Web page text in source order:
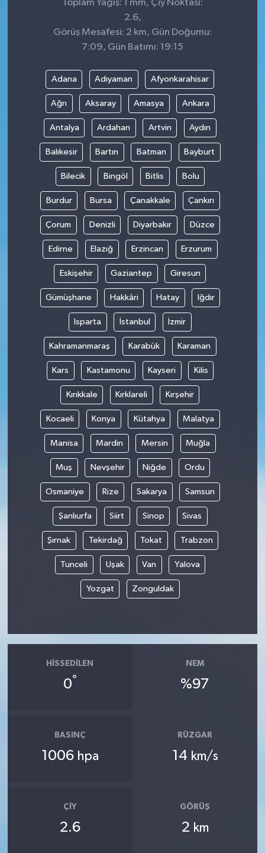
Toplam Yağış: 1 mm, Çiy Noktası:
2.6,
Görüş Mesafesi: 2 km, Gün Doğumu:
7:09, Gün Batımı: 19:15
Adana Adıyaman Afyonkarahisar
Ağrı Aksaray Amasya Ankara
Antalya Ardahan Artvin Aydın
Balıkesir Bartın Batman Bayburt
Bilecik Bingöl Bitlis Bolu
Burdur Bursa Çanakkale Çankırı
Çorum Denizli Diyarbakır Düzce
Edirne Elazığ Erzincan Erzurum
Eskişehir Gaziantep Giresun
Gümüşhane Hakkâri Hatay Iğdır
Isparta İstanbul İzmir
Kahramanmaraş Karabük Karaman
Kars Kastamonu Kayseri Kilis
Kırıkkale Kırklareli Kırşehir
Kocaeli Konya Kütahya Malatya
Manisa Mardin Mersin Muğla
Muş Nevşehir Niğde Ordu
Osmaniye Rize Sakarya Samsun
Şanlıurfa Siirt Sinop Sivas
Şırnak Tekirdağ Tokat Trabzon
Tunceli Uşak Van Yalova
Yozgat Zonguldak
HISSEDILEN
0°
NEM
%97
BASINÇ
1006 hpa
RÜZGAR
14 km/s
ÇIY
2.6
GÖRÜŞ
2 km